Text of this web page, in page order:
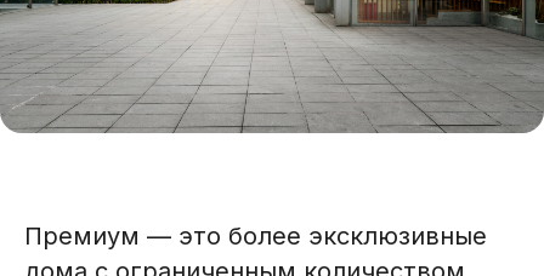
Премиум — это более эксклюзивные